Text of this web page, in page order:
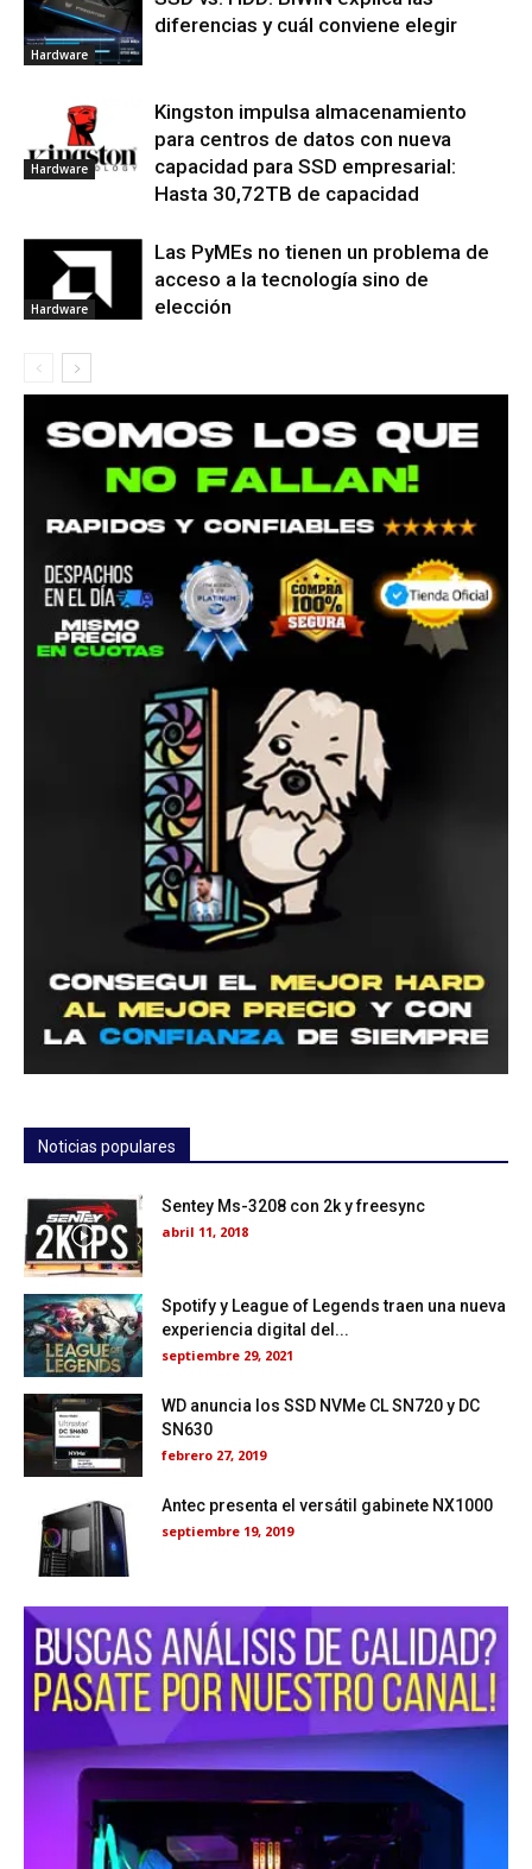
Hardware
diferencias y cuál conviene elegir
Hardware
Kingston impulsa almacenamiento
para centros de datos con nueva
capacidad para SSD empresarial:
Hasta 30,72TB de capacidad
Hardware
Las PyMEs no tienen un problema de
acceso a la tecnología sino de
elección
Noticias populares
Sentey Ms-3208 con 2k y freesync
abril 11, 2018
Spotify y League of Legends traen una nueva
experiencia digital del...
septiembre 29, 2021
WD anuncia los SSD NVMe CL SN720 y DC
SN630
febrero 27, 2019
Antec presenta el versátil gabinete NX1000
septiembre 19, 2019